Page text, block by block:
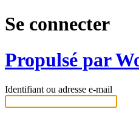
Se connecter
Propulsé par
Identifiant ou adresse e-mail